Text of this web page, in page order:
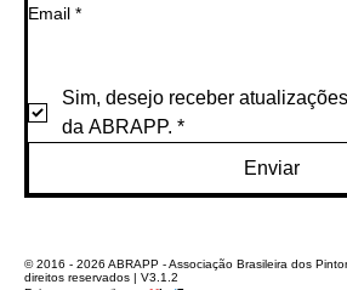
Email *
Sim, desejo receber
da ABRAPP. *
Enviar
© 2016 - 2026 ABRAPP - Associação Brasileira dos
direitos reservados | V3.1.2